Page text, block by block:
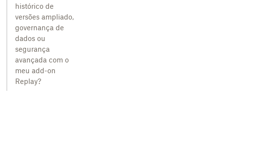
histórico de
versões ampliado,
governança de
dados ou
segurança
avançada com o
meu add-on
Replay?